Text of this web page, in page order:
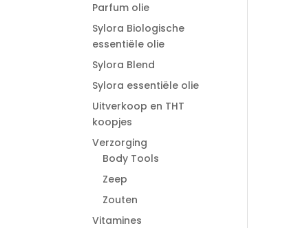
Parfum olie
Sylora Biologische
essentiële olie
Sylora Blend
Sylora essentiële olie
Uitverkoop en THT
koopjes
Verzorging
Body Tools
Zeep
Zouten
Vitamines